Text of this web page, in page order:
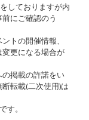
しておりますが内
にご確認のう
トの開催情報、
更になる場合が
掲載の許諾をい
転載(二次使用)は
す。